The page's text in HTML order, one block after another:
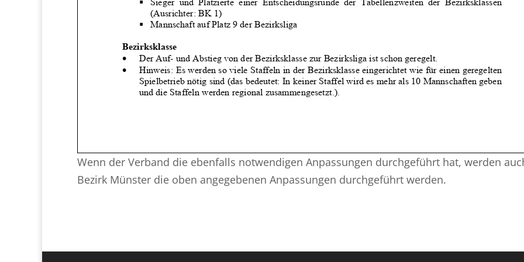
Wenn der Verband die ebenfalls notwendigen Anpassungen durchgeführt hat, werden
Bezirk Münster die oben angegebenen Anpassungen durchgeführt werden.